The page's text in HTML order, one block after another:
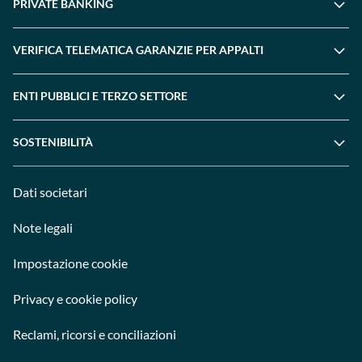
PRIVATE BANKING
VERIFICA TELEMATICA GARANZIE PER APPALTI
ENTI PUBBLICI E TERZO SETTORE
SOSTENIBILITÀ
Dati societari
Note legali
Impostazione cookie
Privacy e cookie policy
Reclami, ricorsi e conciliazioni